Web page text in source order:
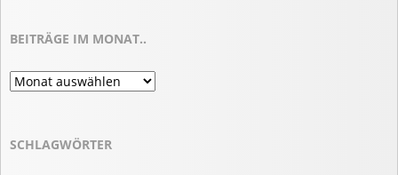
BEITRÄGE IM MONAT..
Beiträge
im
SCHLAGWÖRTER